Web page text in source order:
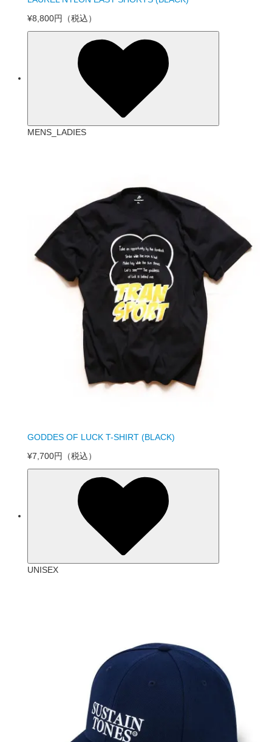
¥8,800円
（税込）
MENS_LADIES
GODDES OF LUCK T-SHIRT (BLACK)
¥7,700円
（税込）
UNISEX